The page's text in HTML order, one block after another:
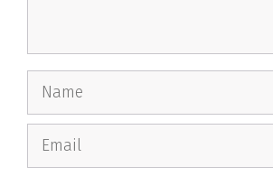
Name
Email